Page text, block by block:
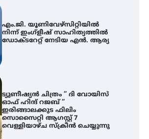
എം.ജി. യൂണിവേഴ്‌സിറ്റിയിൽ
നിന്ന് ഇംഗ്ളീഷ് സാഹിത്യത്തിൽ
ഡോക്ടറേറ്റ് നേടിയ എൻ. ആര്യ
ട്യുണീഷ്യൻ ചിത്രം ” ദി വോയിസ്
ഓഫ് ഹിന്ദ് റജബ് ”
ഇരിങ്ങാലക്കുട ഫിലിം
സൊസൈറ്റി ആഗസ്റ്റ് 7
വെള്ളിയാഴ്ച സ്‌ക്രീൻ ചെയ്യുന്നു